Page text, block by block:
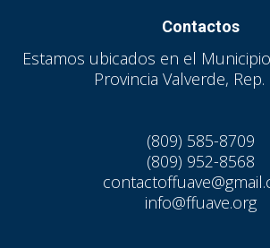
Contactos
Estamos ubicados en el
Provincia Valverde, Rep.
(809) 585-8709
(809) 952-8568
info@ffuave.org